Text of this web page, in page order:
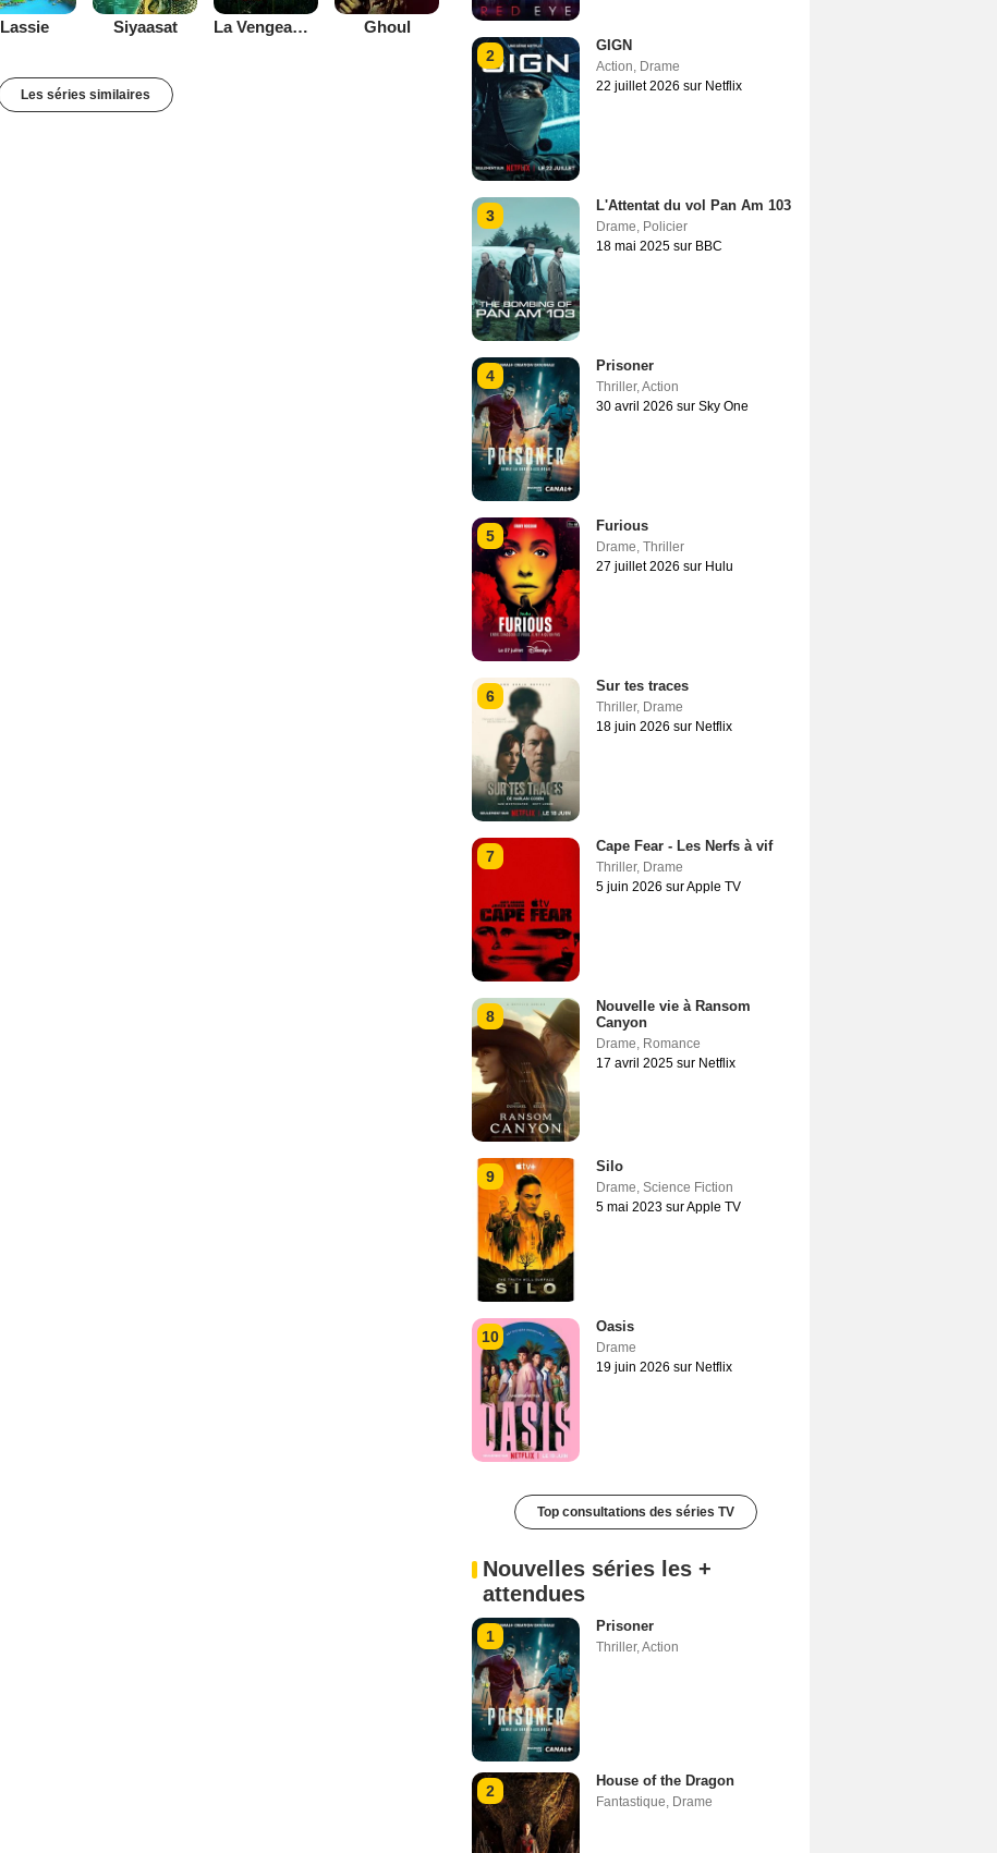
Lassie Siyaasat La Vengeance du professeur Ghoul
Les séries similaires
2
GIGN
Action, Drame
22 juillet 2026 sur Netflix
3
L'Attentat du vol Pan Am 103
Drame, Policier
18 mai 2025 sur BBC
4
Prisoner
Thriller,Action
30 avril 2026 sur Sky One
5
Furious
Drame, Thriller
27 juillet 2026 sur Hulu
6
Sur tes traces
Thriller, Drame
18 juin 2026 sur Netflix
7
Cape Fear - Les Nerfs à vif
Thriller, Drame
5 juin 2026 sur Apple TV
8
Nouvelle vie à Ransom
Canyon
Drame, Romance
17 avril 2025 sur Netflix
9
Silo
Drame, Science Fiction
5 mai 2023 sur Apple TV
10
Oasis
Drame
19 juin 2026 sur Netflix
Top consultations des séries TV
Nouvelles séries les +
attendues
1
Prisoner
Thriller,Action
2
House of the Dragon
Fantastique, Drame